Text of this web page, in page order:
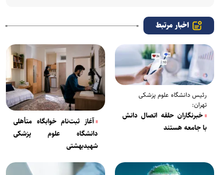
اخبار مرتبط
رئیس دانشگاه علوم پزشکی
تهران:
خبرنگاران حلقه اتصال دانش
با جامعه هستند
آغاز ثبت‌نام خوابگاه متأهلی
دانشگاه علوم پزشکی
شهیدبهشتی